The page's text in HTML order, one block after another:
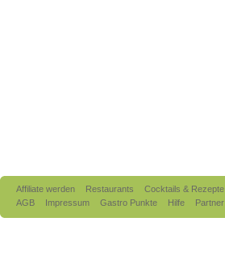
Affiliate werden Restaurants
Cocktails & Rezepte
AGB
Impressum Gastro Punkte Hilfe Partner